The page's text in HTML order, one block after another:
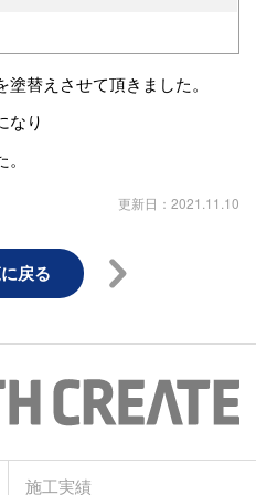
替えさせて頂きました。
なり
更新日：2021.11.10
戻る
施工実績